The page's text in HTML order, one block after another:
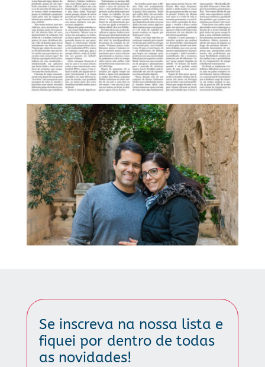
Se inscreva na nossa lista e
fiquei por dentro de todas
as novidades!